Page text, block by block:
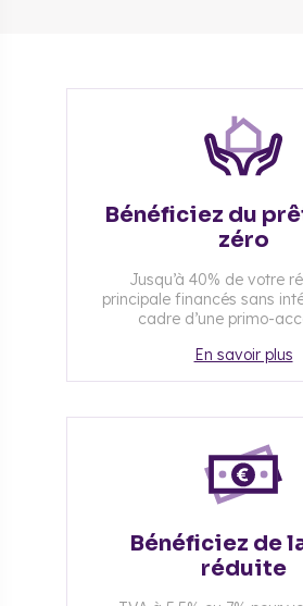
Bénéficiez du
zéro
Jusqu’à 40% de votre
principale financés sans
cadre d’une primo-
En savoir plus
Bénéficiez de
réduite